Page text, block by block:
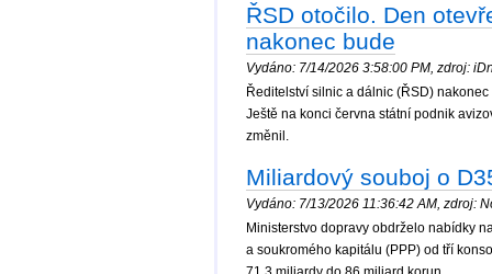
ŘSD otočilo. Den
nakonec bude
Vydáno: 7/14/2026 3:58:00 PM, zdroj:
Ředitelství silnic a dálnic (ŘSD)
Ještě na konci června státní podnik
změnil.
Miliardový souboj o
Vydáno: 7/13/2026 11:36:42 AM, zdroj:
Ministerstvo dopravy obdrželo nabídky
a soukromého kapitálu (PPP) od tří